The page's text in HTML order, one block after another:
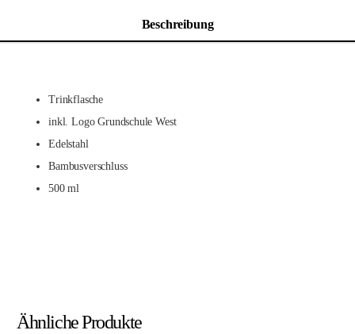
Beschreibung
Trinkflasche
inkl. Logo Grundschule West
Edelstahl
Bambusverschluss
500 ml
Ähnliche Produkte